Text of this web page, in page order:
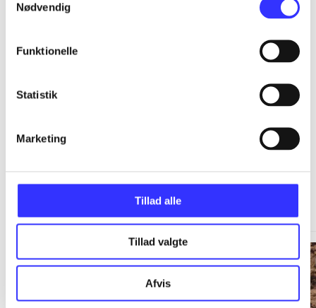
Nødvendig
Funktionelle
Statistik
Marketing
Tillad alle
Tillad valgte
Afvis
...